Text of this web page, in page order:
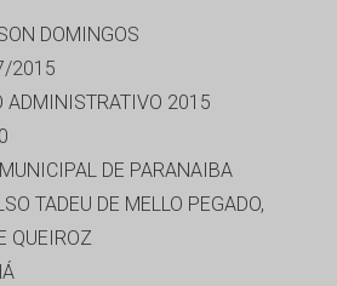
DOMINGOS
2015
ADMINISTRATIVO 2015
DE PARANAIBA
TADEU DE MELLO PEGADO,
QUEIROZ